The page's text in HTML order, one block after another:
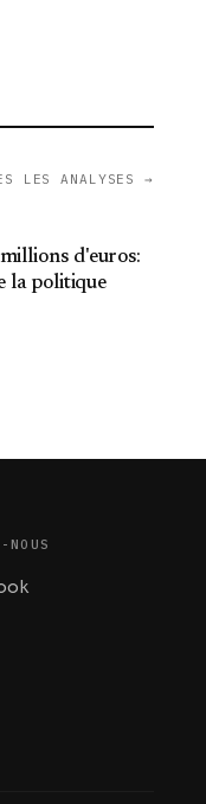
LES ANALYSES →
d'euros:
la politique
NOUS